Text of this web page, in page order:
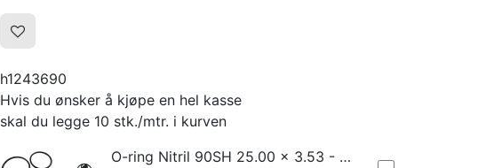
h1243690
Hvis du ønsker å kjøpe en hel kasse
skal du legge 10 stk./mtr. i kurven
O-ring Nitril 90SH 25.00 x 3.53 - SAE - 3/4"